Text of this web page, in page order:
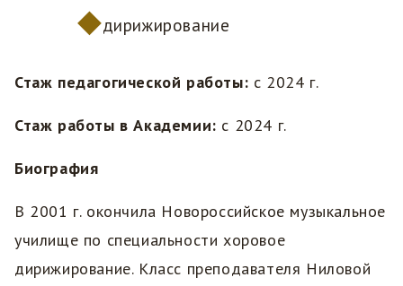
дирижирование
Стаж педагогической работы: с 2024 г.
Стаж работы в Академии: с 2024 г.
Биография
В 2001 г. окончила Новороссийское музыкальное
училище по специальности хоровое
дирижирование. Класс преподавателя Ниловой